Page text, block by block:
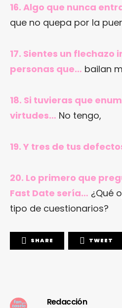
16. Algo que nunca
que no quepa por la
17. Sientes un
personas que… bailan
18. Si tuvieras que
virtudes… No tengo,
19. Y tres de tus
20. Lo primero que
Fast Date sería… ¿Qué
tipo de cuestionarios?
SHARE TWEET
Redacción